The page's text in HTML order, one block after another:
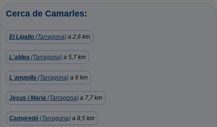
Cerca de Camarles:
El Ligallo (Tarragona) a 2,6 km
L´aldea (Tarragona) a 5,7 km
L´ampolla (Tarragona) a 6 km
Jesus i Maria (Tarragona) a 7,7 km
Campredó (Tarragona) a 8,5 km